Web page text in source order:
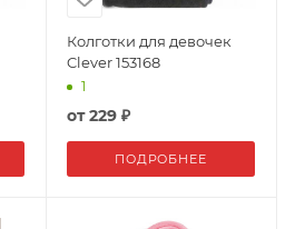
Колготки для девочек
Clever 153168
1
от229 ₽
ПОДРОБНЕЕ